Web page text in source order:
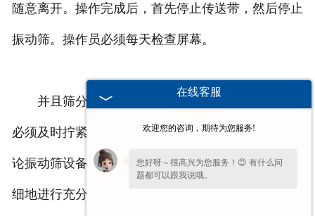
随意离开。操作完成后，首先停止传送带，然后停止
振动筛。操作员必须每天检查屏幕。
并且筛分质量好，以便可以立即更换筛网，并且
必须及时拧紧连接螺栓。设备是工作中的好伙伴，无
论振动筛设备是否操作不当且缺乏维护，您都可以仔
细地进行充分投资，从而降低效率，并缩短使用寿
在线客服
欢迎您的咨询，期待为您服务!
您好呀～很高兴为您服务！😊 有什么问
题都可以跟我说哦。